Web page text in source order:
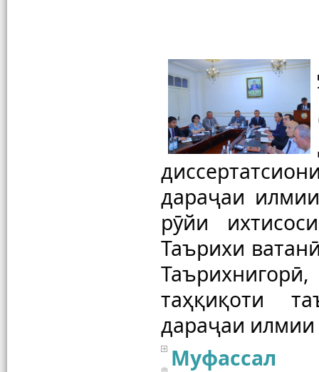
дараҷаи
рӯйи
Таърихи
таҳқиқоти
Муфассал